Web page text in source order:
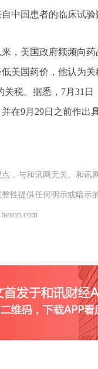
中国患者的临床试验
，美国政府频频向
美国药价，他认为
税。据悉，7月31日
在9月29日之前作出
，与和讯网无关。和
性提供任何明示或暗示